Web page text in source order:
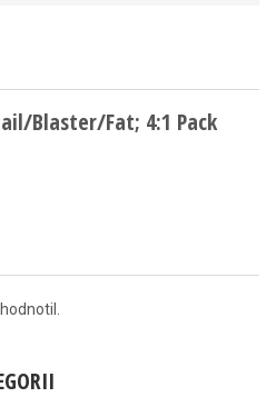
Blaster/Fat; 4:1 Pack